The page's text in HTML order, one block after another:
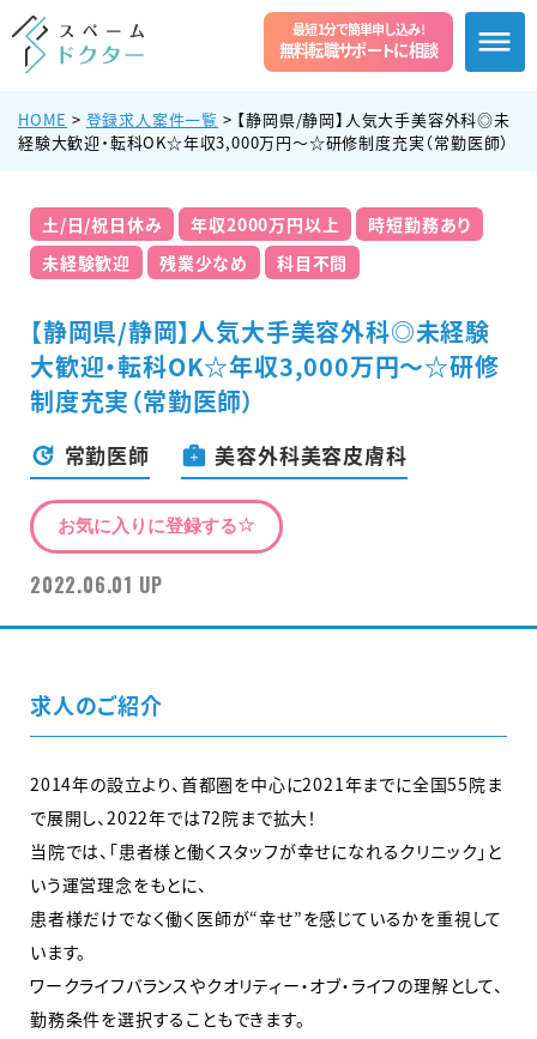
最短1分で簡単申し込み!
無料転職サポートに相談
HOME > 登録求人案件一覧 > 【静岡県/静岡】人気大手美容外科◎未
経験大歓迎・転科OK☆年収3,000万円〜☆研修制度充実（常勤医師）
土/日/祝日休み 年収2000万円以上
時短勤務あり
未経験歓迎
残業少なめ 科目不問
【静岡県/静岡】人気大手美容外科◎未経験
大歓迎・転科OK☆年収3,000万円〜☆研修
制度充実（常勤医師）
常勤医師 美容外科美容皮膚科
お気に入りに登録する
2022.06.01 UP
求人のご紹介
2014年の設立より、首都圏を中心に2021年までに全国55院ま
で展開し、2022年では72院まで拡大！
当院では、「患者様と働くスタッフが幸せになれるクリニック」と
いう運営理念をもとに、
患者様だけでなく働く医師が“幸せ”を感じているかを重視して
います。
ワークライフバランスやクオリティー・オブ・ライフの理解として、
勤務条件を選択することもできます。